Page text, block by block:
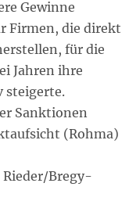
Gewinne
Firmen, die direkt
für die
Jahren ihre
steigerte.
Sanktionen
(Rohma)
Bregy-